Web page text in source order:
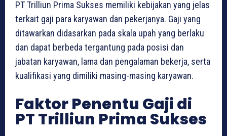
PT Trilliun Prima Sukses memiliki kebijakan yang jelas
terkait gaji para karyawan dan pekerjanya. Gaji yang
ditawarkan didasarkan pada skala upah yang berlaku
dan dapat berbeda tergantung pada posisi dan
jabatan karyawan, lama dan pengalaman bekerja, serta
kualifikasi yang dimiliki masing-masing karyawan.
Faktor Penentu Gaji di
PT Trilliun Prima Sukses